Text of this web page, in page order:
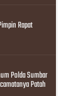
Rapat
Polda Sumbar
Patah